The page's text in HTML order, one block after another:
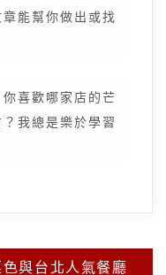
能幫你做出或找
喜歡哪家店的芒
我總是樂於學習
與台北人氣餐廳